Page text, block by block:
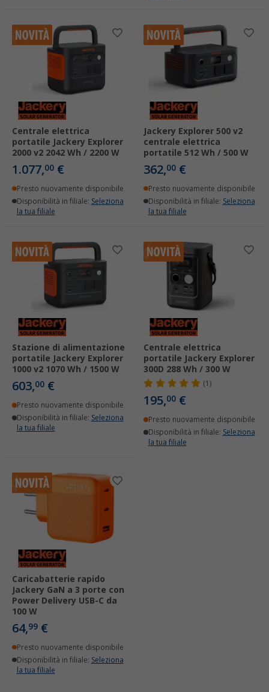
Centrale elettrica
portatile Jackery Explorer
2000 v2 2042 Wh / 2200 W
1.077,00 €
Presto nuovamente disponibile
Disponibilità in filiale: Seleziona
la tua filiale
Jackery Explorer 500 v2
centrale elettrica
portatile 512 Wh / 500 W
362,00 €
Presto nuovamente disponibile
Disponibilità in filiale: Seleziona
la tua filiale
Stazione di alimentazione
portatile Jackery Explorer
1000 v2 1070 Wh / 1500 W
603,00 €
Presto nuovamente disponibile
Disponibilità in filiale: Seleziona
la tua filiale
Centrale elettrica
portatile Jackery Explorer
300D 288 Wh / 300 W
(1)
195,00 €
Presto nuovamente disponibile
Disponibilità in filiale: Seleziona
la tua filiale
Caricabatterie rapido
Jackery GaN a 3 porte con
Power Delivery USB-C da
100 W
64,99 €
Presto nuovamente disponibile
Disponibilità in filiale: Seleziona
la tua filiale